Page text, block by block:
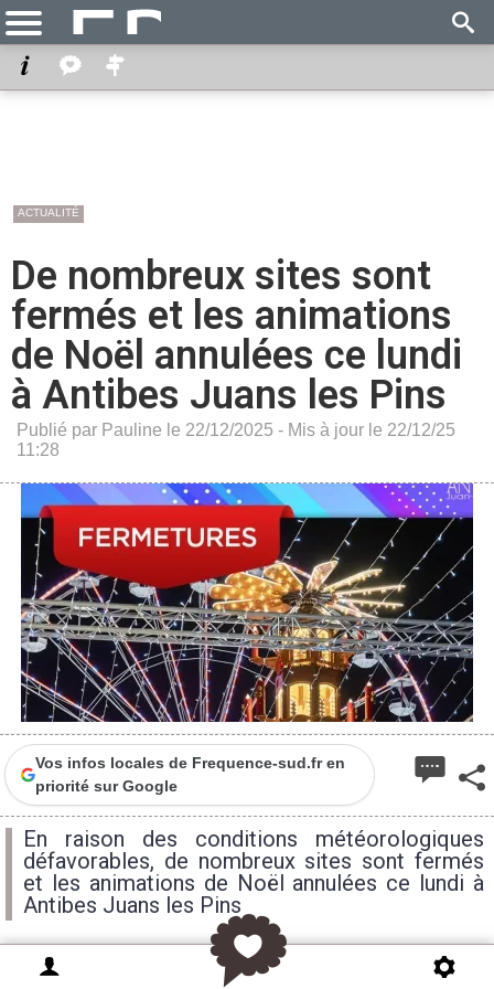
ACTUALITÉ
De nombreux sites sont
fermés et les animations
de Noël annulées ce lundi
à Antibes Juans les Pins
Publié par Pauline le 22/12/2025 - Mis à jour le 22/12/25
11:28
Vos infos locales de Frequence-sud.fr en
priorité sur Google
En raison des conditions météorologiques
défavorables, de nombreux sites sont fermés
et les animations de Noël annulées ce lundi à
Antibes Juans les Pins
MAJ du 23 décembre : Les conditions